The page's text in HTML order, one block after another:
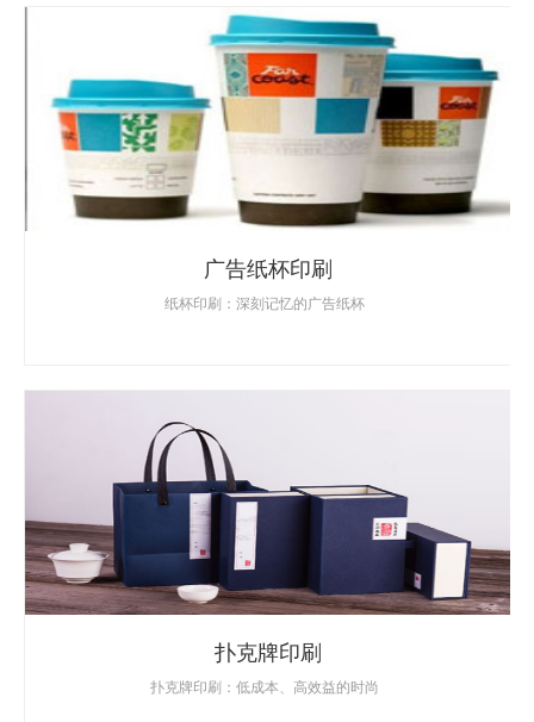
广告纸杯印刷
纸杯印刷：深刻记忆的广告纸杯
扑克牌印刷
扑克牌印刷：低成本、高效益的时尚